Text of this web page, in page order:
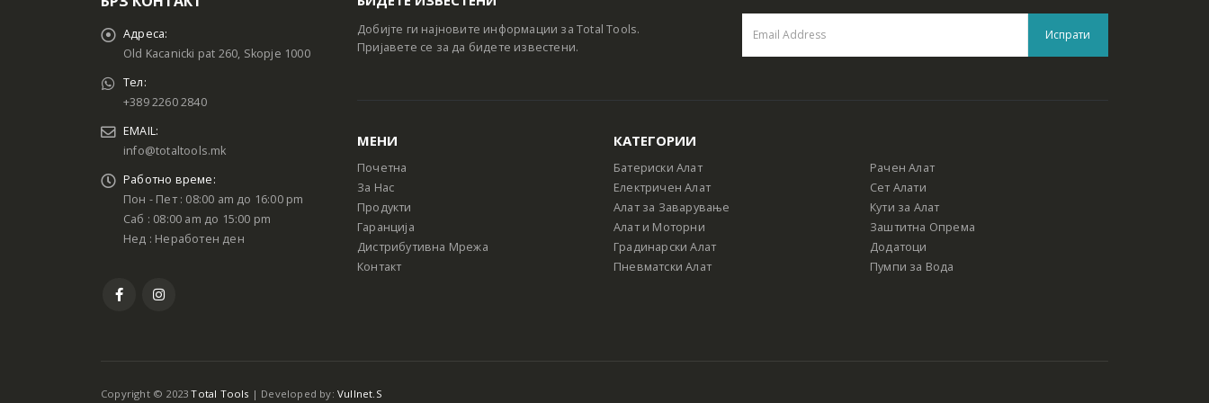
Адреса:
Old Kacanicki pat 260, Skopje 1000
Тел:
+389 2260 2840
EMAIL:
info@totaltools.mk
Работно време:
Пон - Пет : 08:00 am до 16:00 pm
Саб : 08:00 am до 15:00 pm
Нед : Неработен ден
Добијте ги најновите информации за Total Tools.
Пријавете се за да бидете известени.
МЕНИ
Почетна
За Нас
Продукти
Гаранција
Дистрибутивна Мрежа
Контакт
КАТЕГОРИИ
Батериски Алат
Електричен Алат
Алат за Заварување
Алат и Моторни
Градинарски Алат
Пневматски Алат
Рачен Алат
Сет Алати
Кути за Алат
Заштитна Опрема
Додатоци
Пумпи за Вода
Copyright © 2023Total Tools | Developed by:Vullnet.S